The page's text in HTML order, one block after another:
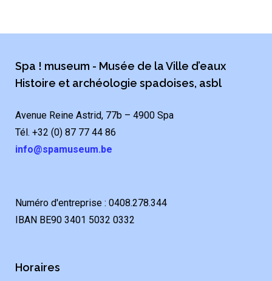
Spa ! museum - Musée de la Ville d’eaux
Histoire et archéologie spadoises, asbl
Avenue Reine Astrid, 77b – 4900 Spa
Tél. +32 (0) 87 77 44 86
info@spamuseum.be
Numéro d'entreprise : 0408.278.344
IBAN BE90 3401 5032 0332
Horaires